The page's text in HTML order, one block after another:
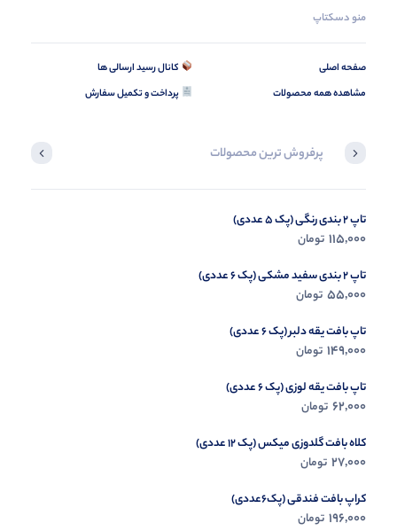
منو دسکتاپ
صفحه اصلی
مشاهده همه محصولات
کانال رسید ارسالی ها
پرداخت و تکمیل سفارش
پرفروش ترین محصولات
تاپ 2 بندی رنگی (پک 5 عددی)
115,000 تومان
تاپ 2 بندی سفید مشکی (پک 6 عددی)
55,000 تومان
تاپ بافت یقه دلبر (پک 6 عددی)
149,000 تومان
تاپ بافت یقه لوزی (پک 6 عددی)
62,000 تومان
کلاه بافت گلدوزی میکس (پک 12 عددی)
27,000 تومان
کراپ بافت فندقی (پک6عددی)
196,000 تومان
شومیز الیزه طرح پر(پک 3 عددی)
295,000 تومان